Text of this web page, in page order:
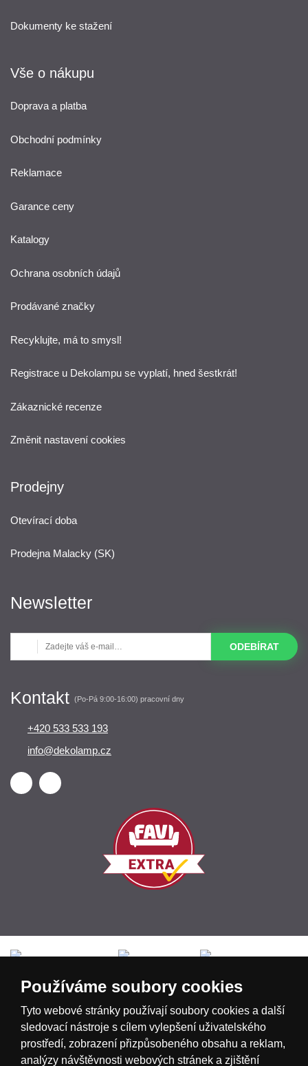
Dokumenty ke stažení
Vše o nákupu
Doprava a platba
Obchodní podmínky
Reklamace
Garance ceny
Katalogy
Ochrana osobních údajů
Prodávané značky
Recyklujte, má to smysl!
Registrace u Dekolampu se vyplatí, hned šestkrát!
Zákaznické recenze
Změnit nastavení cookies
Prodejny
Otevírací doba
Prodejna Malacky (SK)
Newsletter
ODEBÍRAT
Kontakt (Po-Pá 9:00-16:00) pracovní dny
+420 533 533 193
info@dekolamp.cz
Magyarország Österreich België
Nederland
Používáme soubory cookies
Tyto webové stránky používají soubory cookies a další
sledovací nástroje s cílem vylepšení uživatelského
prostředí, zobrazení přizpůsobeného obsahu a reklam,
analýzy návštěvnosti webových stránek a zjištění